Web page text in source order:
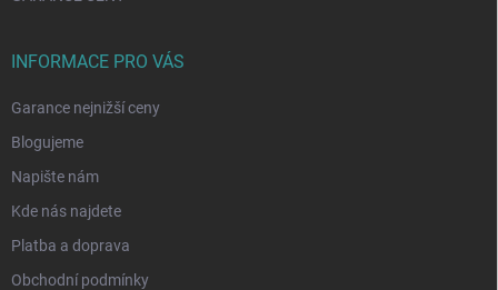
INFORMACE PRO VÁS
Garance nejnižší ceny
Blogujeme
Napište nám
Kde nás najdete
Platba a doprava
Obchodní podmínky